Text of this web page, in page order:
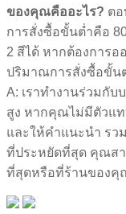
ของคุณคืออะไร? ต
การสั่งซื้อขั้นต่ำคือ
2 สีได้ หากต้องการอ
ปริมาณการสั่งซื้อขั้น
A: เราทำงานร่วมกั
สูง หากคุณไม่มีตัวแท
และให้คำแนะนำ รว
ที่ประหยัดที่สุด คุณสา
ที่สุดหรือที่ร้านของคุ